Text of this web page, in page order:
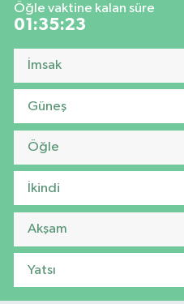
Öğle vaktine kalan süre
01:35:22
İmsak
Güneş
Öğle
İkindi
Akşam
Yatsı